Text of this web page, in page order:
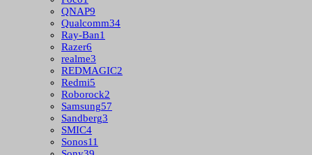
QNAP9
Qualcomm34
Ray-Ban1
Razer6
realme3
REDMAGIC2
Redmi5
Roborock2
Samsung57
Sandberg3
SMIC4
Sonos11